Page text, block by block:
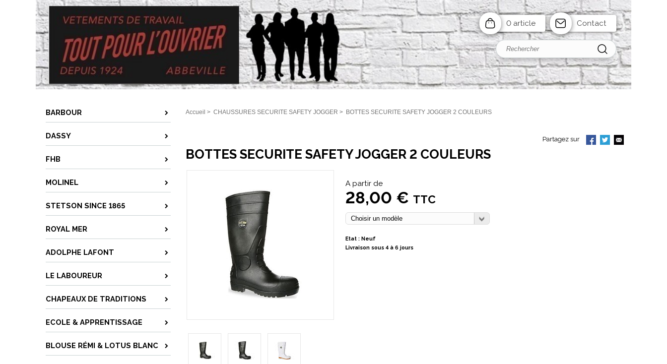
0 article Contact
BARBOUR
DASSY
FHB
MOLINEL
STETSON SINCE 1865
ROYAL MER
ADOLPHE LAFONT
LE LABOUREUR
CHAPEAUX DE TRADITIONS
ECOLE & APPRENTISSAGE
BLOUSE RÉMI & LOTUS BLANC
Accueil > CHAUSSURES SECURITE SAFETY JOGGER > BOTTES SECURITE SAFETY JOGGER 2 COULEURS
Partagez sur
BOTTES SECURITE SAFETY JOGGER 2 COULEURS
A partir de
28,00 € TTC
Etat : Neuf
Livraison sous 4 à 6 jours